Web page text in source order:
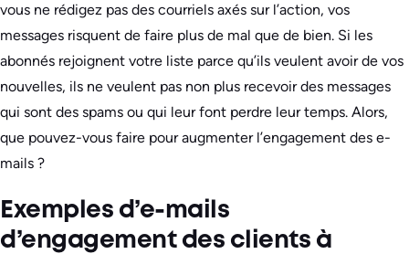
vous ne rédigez pas des courriels axés sur l’action, vos
messages risquent de faire plus de mal que de bien. Si les
abonnés rejoignent votre liste parce qu’ils veulent avoir de vos
nouvelles, ils ne veulent pas non plus recevoir des messages
qui sont des spams ou qui leur font perdre leur temps. Alors,
que pouvez-vous faire pour augmenter l’engagement des e-
mails ?
Exemples d’e-mails
d’engagement des clients à